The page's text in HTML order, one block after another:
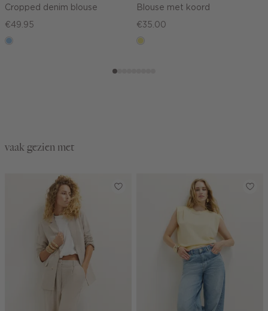
Cropped denim blouse
€49.95
blauw,
Blouse met koord
€35.00
khaki
vaak gezien met